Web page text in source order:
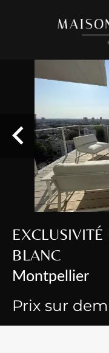
BLANC
Montpellier
Prix sur